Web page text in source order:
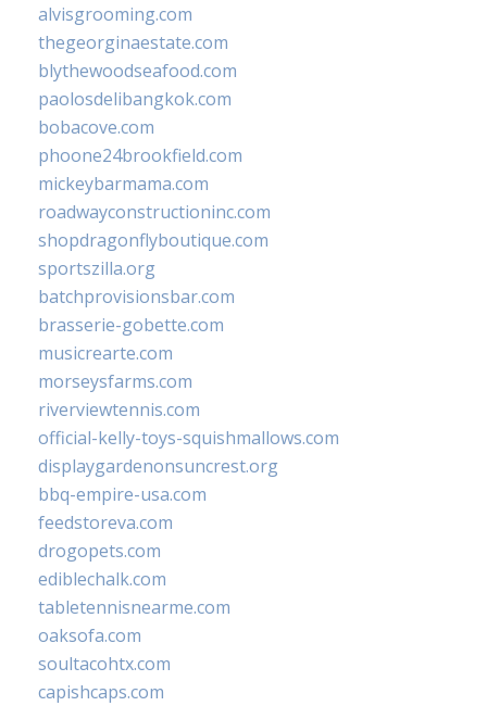
alvisgrooming.com
thegeorginaestate.com
blythewoodseafood.com
paolosdelibangkok.com
bobacove.com
phoone24brookfield.com
mickeybarmama.com
roadwayconstructioninc.com
shopdragonflyboutique.com
sportszilla.org
batchprovisionsbar.com
brasserie-gobette.com
musicrearte.com
morseysfarms.com
riverviewtennis.com
official-kelly-toys-squishmallows.com
displaygardenonsuncrest.org
bbq-empire-usa.com
feedstoreva.com
drogopets.com
ediblechalk.com
tabletennisnearme.com
oaksofa.com
soultacohtx.com
capishcaps.com